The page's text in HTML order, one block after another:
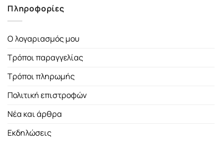
Πληροφορίες
Ο λογαριασμός μου
Τρόποι παραγγελίας
Τρόποι πληρωμής
Πολιτική επιστροφών
Νέα και άρθρα
Εκδηλώσεις